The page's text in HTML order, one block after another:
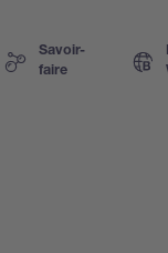
Savoir-
faire